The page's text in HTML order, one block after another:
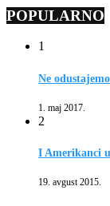
POPULARNO
1
Ne
1. maj 2017.
2
I Amerikanci
19. avgust 2015.